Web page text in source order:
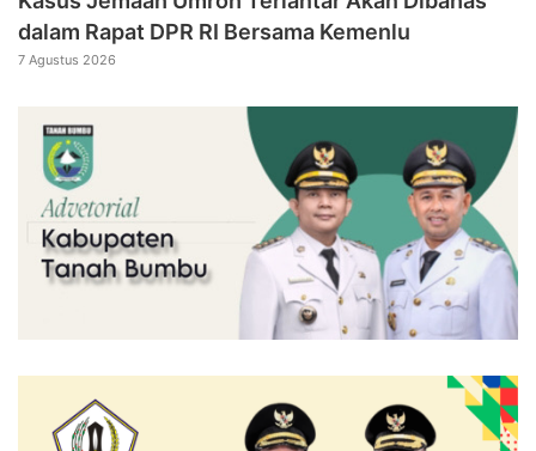
dalam Rapat DPR RI Bersama Kemenlu
7 Agustus 2026